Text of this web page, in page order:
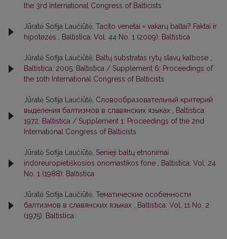
the 3rd International Congress of Balticists
Jūratė Sofija Laučiūtė, Tacito venetai = vakarų baltai? Faktai ir
hipotezės , Baltistica: Vol. 44 No. 1 (2009): Baltistica
Jūratė Sofija Laučiūtė, Baltų substratas rytų slavų kalbose ,
Baltistica: 2005: Baltistica / Supplement 6: Proceedings of
the 10th International Congress of Balticists
Jūratė Sofija Laučiūtė, Словообразовательный критерий
выделения балтизмов в славянских языках , Baltistica:
1972: Baltistica / Supplement 1: Proceedings of the 2nd
International Congress of Balticists
Jūratė Sofija Laučiūtė, Senieji baltų etnonimai
indoreuropietiškosios onomastikos fone , Baltistica: Vol. 24
No. 1 (1988): Baltistica
Jūratė Sofija Laučiūtė, Тематические особенности
балтизмов в славянских языках , Baltistica: Vol. 11 No. 2
(1975): Baltistica